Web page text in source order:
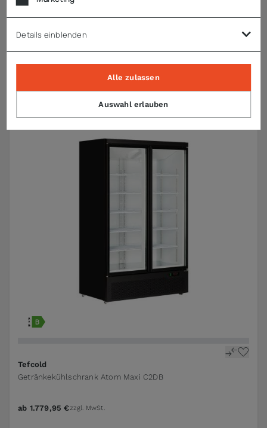
Tefcold
Getränkekühlschrank Atom Maxi C2DB
ab 1.779,95 €zzgl. MwSt.
Details einblenden
Auswahl erlauben
Alle zulassen